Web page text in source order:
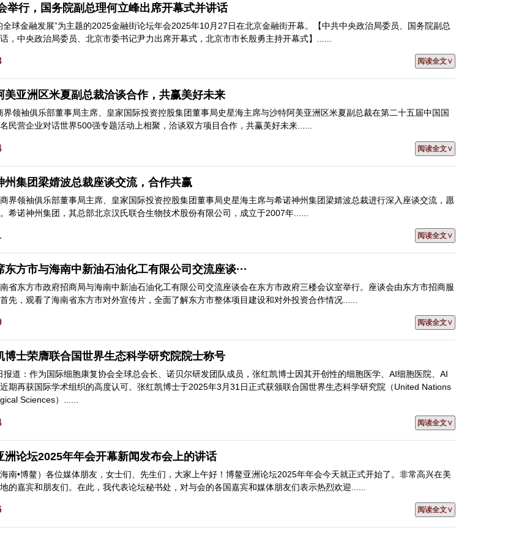
举行，国务院副总理何立峰出席开幕式并讲话
全球金融发展”为主题的2025金融街论坛年会2025年10月27日在北京金融街开幕。【中共中央政治局委员、国务院副总
，中央政治局委员、北京市委书记尹力出席开幕式，北京市市长殷勇主持开幕式】......
阅读全文∨
美亚洲区米夏副总裁洽谈合作，共赢美好未来
领袖俱乐部董事局主席、皇家国际投资控股集团董事局史星海主席与沙特阿美亚洲区米夏副总裁在第二十五届中国国
营企业对话世界500强专题活动上相聚，洽谈双方项目合作，共赢美好未来......
阅读全文∨
州集团梁婧波总裁座谈交流，合作共赢
界领袖俱乐部董事局主席、皇家国际投资控股集团董事局史星海主席与希诺神州集团梁婧波总裁进行深入座谈交流，愿
希诺神州集团，其总部北京汉氏联合生物技术股份有限公司，成立于2007年......
阅读全文∨
方市与海南中新油石油化工有限公司交流座谈···
省东方市政府招商局与海南中新油石油化工有限公司交流座谈会在东方市政府三楼会议室举行。座谈会由东方市招商服
先，观看了海南省东方市对外宣传片，全面了解东方市整体项目建设和对外投资合作情况......
阅读全文∨
博士荣膺联合国世界生态科学研究院院士称号
道：作为国际细胞康复协会全球总会长、诺贝尔研发团队成员，张红凯博士因其开创性的细胞医学、AI细胞医院、AI
期再获国际学术组织的高度认可。张红凯博士于2025年3月31日正式获颁联合国世界生态科学研究院（United Nations
Sciences）......
阅读全文∨
洲论坛2025年年会开幕新闻发布会上的讲话
南•博鳌）各位媒体朋友，女士们、先生们，大家上午好！博鳌亚洲论坛2025年年会今天就正式开始了。非常高兴在美
的嘉宾和朋友们。在此，我代表论坛秘书处，对与会的各国嘉宾和媒体朋友们表示热烈欢迎......
阅读全文∨